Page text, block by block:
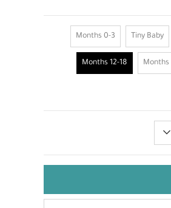
Tiny Baby
0-3 Months
12-18 Months